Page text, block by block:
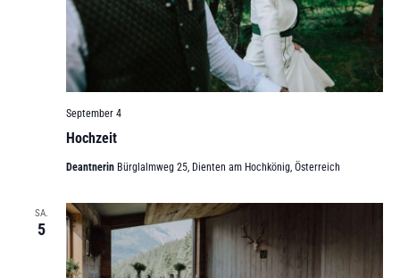
Hochzeit
September 4
Deantnerin Bürglalmweg 25, Dienten am Hochkönig, Österreich
SA.
5